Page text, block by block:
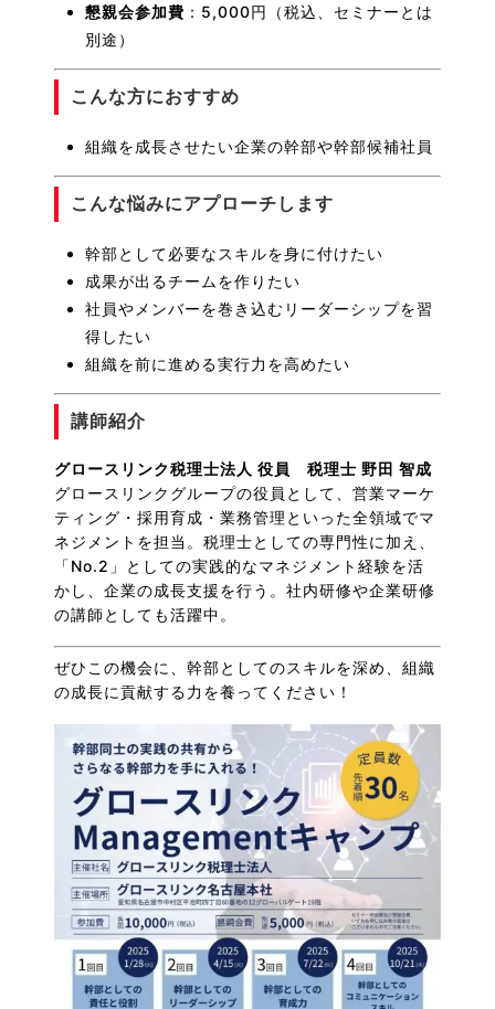
懇親会参加費 ：5,000円（税込、セミナーとは
別途）
こんな方におすすめ
組織を成長させたい企業の幹部や幹部候補社員
こんな悩みにアプローチします
幹部として必要なスキルを身に付けたい
成果が出るチームを作りたい
社員やメンバーを巻き込むリーダーシップを習
得したい
組織を前に進める実行力を高めたい
講師紹介
グロースリンク税理士法人 役員 税理士 野田 智成
グロースリンクグループの役員として、営業マーケ
ティング・採用育成・業務管理といった全領域でマ
ネジメントを担当。税理士としての専門性に加え、
「No.2」としての実践的なマネジメント経験を活
かし、企業の成長支援を行う。社内研修や企業研修
の講師としても活躍中。
ぜひこの機会に、幹部としてのスキルを深め、組織
の成長に貢献する力を養ってください！